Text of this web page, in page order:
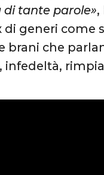
di tante parole»,
di generi come
brani che
infedeltà,